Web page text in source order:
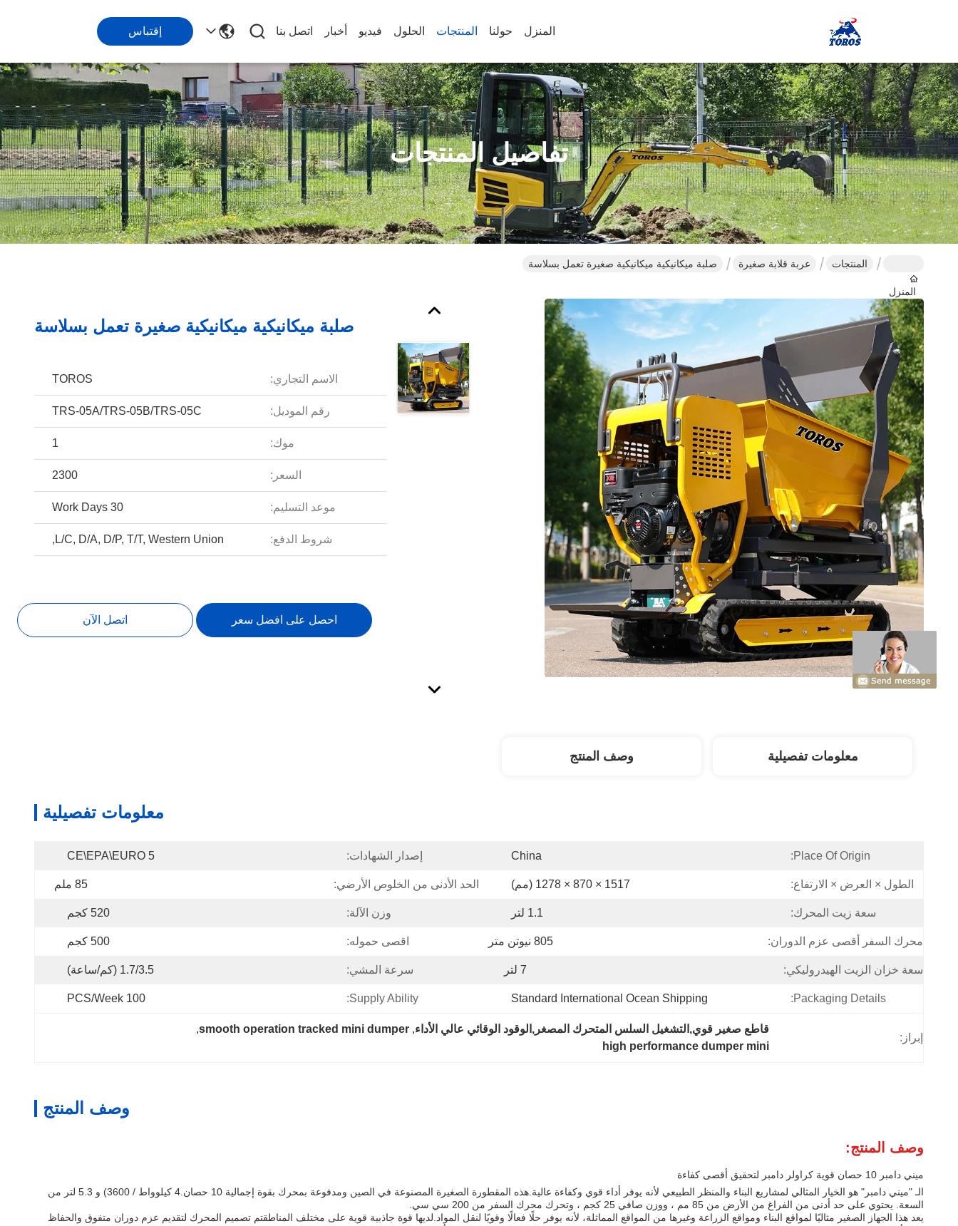
المنزل حولنا المنتجات الحلول فيديو أخبار اتصل بنا إقتباس
تفاصيل المنتجات
المنزل
المنتجات عربة قلابة صغيرة صلبة ميكانيكية ميكانيكية صغيرة تعمل بسلاسة
صلبة ميكانيكية ميكانيكية صغيرة تعمل بسلاسة
الاسم التجاري: TOROS
رقم الموديل: TRS-05A/TRS-05B/TRS-05C
موك: 1
السعر: 2300
موعد التسليم: 30 Work Days
شروط الدفع: L/C, D/A, D/P, T/T, Western Union,
احصل على افضل سعر اتصل الآن
معلومات تفصيلية وصف المنتج
معلومات تفصيلية
Place Of Origin:
China إصدار الشهادات: CE\EPA\EURO 5
الطول × العرض × الارتفاع: 1517 × 870 × 1278 (مم) الحد الأدنى من الخلوص الأرضي: 85 ملم
سعة زيت المحرك: 1.1 لتر وزن الآلة: 520 كجم
محرك السفر أقصى عزم الدوران: 805 نيوتن متر اقصى حموله: 500 كجم
سعة خزان الزيت الهيدروليكي: 7 لتر سرعة المشي: 1.7/3.5 (كم/ساعة)
Packaging Details:
Standard International Ocean Shipping
Supply Ability:
100 PCS/Week
إبراز:
قاطع صغير قوي,التشغيل السلس المتحرك المصغر,الوقود الوقائي عالي الأداء,
smooth operation tracked mini dumper
,
high performance dumper mini
وصف المنتج
وصف المنتج:
ميني دامبر 10 حصان قوية كراولر دامبر لتحقيق أقصى كفاءة
الـ "ميني دامبر" هو الخيار المثالي لمشاريع البناء والمنظر الطبيعي لأنه يوفر أداء قوي وكفاءة عالية.هذه المقطورة الصغيرة المصنوعة في الصين ومدفوعة بمحرك بقوة إجمالية 10 حصان.4 كيلوواط / 3600) و 5.3 لتر من
السعة. يحتوي على حد أدنى من الفراغ من الأرض من 85 مم ، ووزن صافي 25 كجم ، وتحرك محرك السفر من 200 سي سي.
يعد هذا الجهاز الصغير مثاليًا لمواقع البناء ومواقع الزراعة وغيرها من المواقع المماثلة، لأنه يوفر حلًا فعالًا وقويًا لنقل المواد.لديها قوة جاذبية قوية على مختلف المناطقتم تصميم المحرك لتقديم عزم دوران متفوق والحفاظ